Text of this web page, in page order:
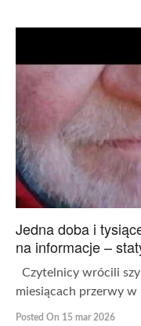
Jedna doba i
na informacje –
Czytelnicy wrócili
miesiącach przerwy
Posted On 15 mar 2026